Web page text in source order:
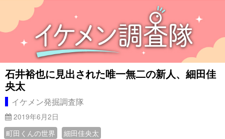
石井裕也に見出された唯一無二の新人、細田佳
央太
イケメン発掘調査隊
2019年6月2日
町田くんの世界
細田佳央太